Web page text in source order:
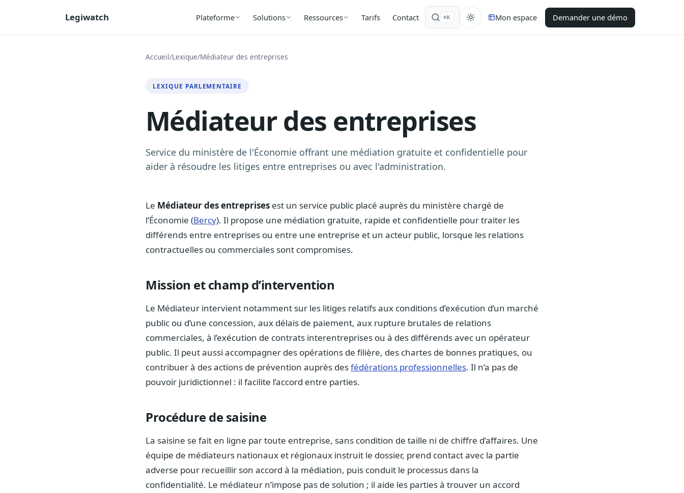
Legiwatch Plateforme Solutions Ressources Tarifs Contact ⌘K Mon espace Demander une démo
Accueil/Lexique/Médiateur des entreprises
LEXIQUE PARLEMENTAIRE
Médiateur des entreprises
Service du ministère de l'Économie offrant une médiation gratuite et confidentielle pour
aider à résoudre les litiges entre entreprises ou avec l'administration.
Le Médiateur des entreprises est un service public placé auprès du ministère chargé de
l’Économie (Bercy). Il propose une médiation gratuite, rapide et confidentielle pour traiter les
différends entre entreprises ou entre une entreprise et un acteur public, lorsque les relations
contractuelles ou commerciales sont compromises.
Mission et champ d’intervention
Le Médiateur intervient notamment sur les litiges relatifs aux conditions d’exécution d’un marché
public ou d’une concession, aux délais de paiement, aux rupture brutales de relations
commerciales, à l’exécution de contrats interentreprises ou à des différends avec un opérateur
public. Il peut aussi accompagner des opérations de filière, des chartes de bonnes pratiques, ou
contribuer à des actions de prévention auprès desfédérations professionnelles. Il n’a pas de
pouvoir juridictionnel : il facilite l’accord entre parties.
Procédure de saisine
La saisine se fait en ligne par toute entreprise, sans condition de taille ni de chiffre d’affaires. Une
équipe de médiateurs nationaux et régionaux instruit le dossier, prend contact avec la partie
adverse pour recueillir son accord à la médiation, puis conduit le processus dans la
confidentialité. Le médiateur n’impose pas de solution ; il aide les parties à trouver un accord